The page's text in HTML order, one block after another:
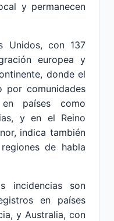
y permanecen
Unidos, con 137
europea y
donde el
por comunidades
países como
y en el Reino
indica también
de habla
incidencias son
en países
y Australia, con